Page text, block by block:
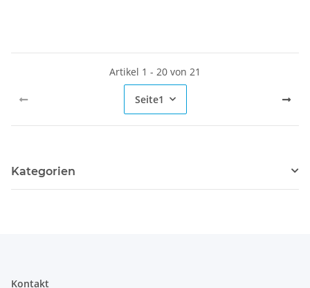
Artikel 1 - 20 von 21
Seite1
Kategorien
Kontakt